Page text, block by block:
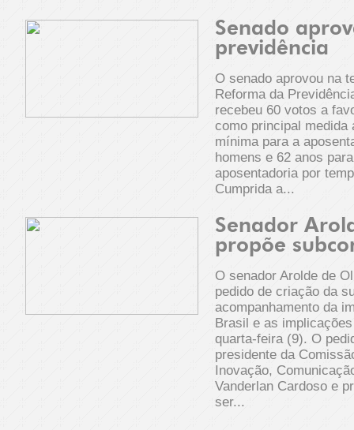
Senado
previdência
O senado aprovou na
Reforma da
recebeu 60 votos a
como principal medida
mínima para a
homens e 62 anos
aposentadoria por
Cumprida a...
Senador
propõe
O senador Arolde de
pedido de criação da
acompanhamento da
Brasil e as
quarta-feira (9). O
presidente da
Inovação,
Vanderlan Cardoso e
ser...